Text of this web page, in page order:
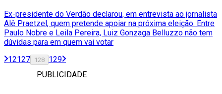
Ex-presidente do Verdão declarou, em entrevista ao jornalista
Alê Praetzel, quem pretende apoiar na próxima eleição. Entre
Paulo Nobre e Leila Pereira, Luiz Gonzaga Belluzzo não tem
dúvidas para em quem vai votar
12127 128 129
PUBLICIDADE